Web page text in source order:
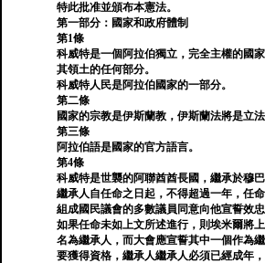
特此批准並頒布本憲法。
第一部分：國家和政府體制
第1條
科威特是一個阿拉伯獨立，完全主權的國
其領土的任何部分。
科威特人民是阿拉伯國家的一部分。
第二條
國家的宗教是伊斯蘭教，伊斯蘭法將是立法
第三條
阿拉伯語是國家的官方語言。
第4條
科威特是世襲的阿聯酋酋長國，繼承於穆巴
繼承人自任命之日起，不得超過一年，任
組成國民議會的多數議員同意向他宣誓效忠
如果任命未如上文所述進行，則埃米爾將
名為繼承人，而大會應宣誓其中一個作為繼
要獲得資格，繼承人繼承人必須已經成年